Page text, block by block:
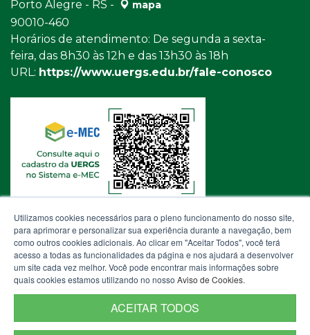
Porto Alegre - RS -
mapa
90010-460
Horários de atendimento: De segunda a sexta-
feira, das 8h30 às 12h e das 13h30 às 18h
URL: https://www.uergs.edu.br/fale-conosco
Utilizamos cookies necessários para o pleno funcionamento do nosso site,
para aprimorar e personalizar sua experiência durante a navegação, bem
como outros cookies adicionais. Ao clicar em "Aceitar Todos", você terá
acesso a todas as funcionalidades da página e nos ajudará a desenvolver
um site cada vez melhor. Você pode encontrar mais informações sobre
quais cookies estamos utilizando no nosso Aviso de Cookies.
ACEITAR TODOS